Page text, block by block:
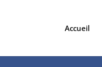
Accueil